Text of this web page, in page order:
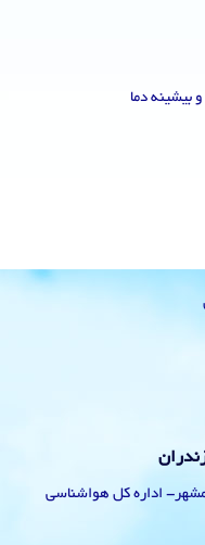
ساری قائمشهر- اداره کل هواشناسی